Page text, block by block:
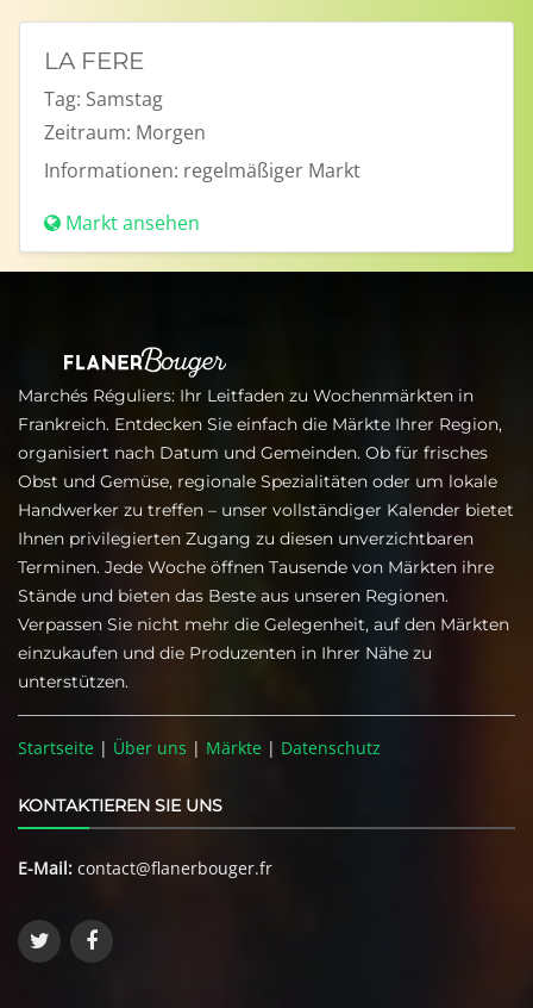
LA FERE
Tag: Samstag
Zeitraum: Morgen
Informationen: regelmäßiger Markt
Markt ansehen
Marchés Réguliers: Ihr Leitfaden zu Wochenmärkten in
Frankreich. Entdecken Sie einfach die Märkte Ihrer Region,
organisiert nach Datum und Gemeinden. Ob für frisches
Obst und Gemüse, regionale Spezialitäten oder um lokale
Handwerker zu treffen – unser vollständiger Kalender bietet
Ihnen privilegierten Zugang zu diesen unverzichtbaren
Terminen. Jede Woche öffnen Tausende von Märkten ihre
Stände und bieten das Beste aus unseren Regionen.
Verpassen Sie nicht mehr die Gelegenheit, auf den Märkten
einzukaufen und die Produzenten in Ihrer Nähe zu
unterstützen.
Startseite | Über uns | Märkte | Datenschutz
KONTAKTIEREN SIE UNS
E-Mail: contact@flanerbouger.fr